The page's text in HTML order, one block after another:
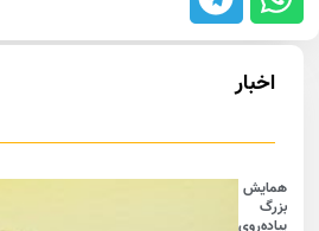
اخبار
همایش
بزرگ
پیاده‌روی